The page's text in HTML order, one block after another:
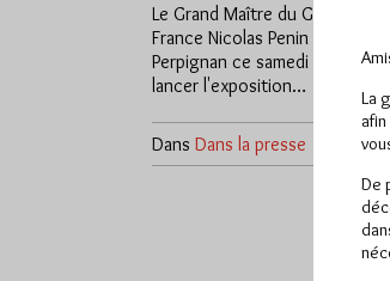
Le Grand Maître du Grand
France Nicolas Penin était à
Perpignan ce samedi 25
lancer l'exposition…
Dans Dans la presse 1
La
De